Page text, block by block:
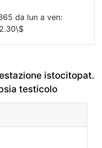
da lun a ven:
istocitopat.
testicolo